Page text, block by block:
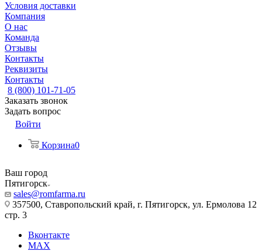
Условия доставки
Компания
О нас
Команда
Отзывы
Контакты
Реквизиты
Контакты
8 (800) 101-71-05
Заказать звонок
Задать вопрос
Войти
Корзина0
Ваш город
Пятигорск
sales@romfarma.ru
357500, Ставропольский край, г. Пятигорск, ул. Ермолова 12
стр. 3
Вконтакте
MAX